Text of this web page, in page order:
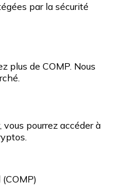
par la sécurité
plus de COMP. Nous
pourrez accéder à